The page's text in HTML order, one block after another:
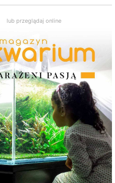
lub przeglądaj online